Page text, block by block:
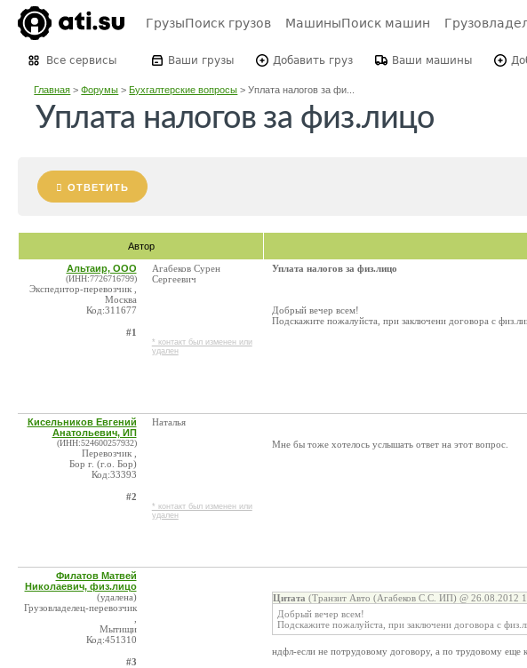
ГрузыПоиск грузов МашиныПоиск машин
Все сервисы Ваши грузы Добавить груз Ваши машины
Главная >Форумы >Бухгалтерские вопросы >Уплата налогов за фи...
Уплата налогов за физ.лицо
ОТВЕТИТЬ
Автор
Альтаир, ООО
(ИНН:7726716799)
Экспедитор-перевозчик ,
Москва
Код:311677
#1
Агабеков Сурен
Сергеевич
* контакт был изменен или
удален
Уплата налогов за физ.лицо
Добрый вечер всем!
Подскажите пожалуйста, при заключени договора с
Кисельников Евгений
Анатольевич, ИП
(ИНН:524600257932)
Перевозчик ,
Бор г. (г.о. Бор)
Код:33393
#2
Наталья
* контакт был изменен или
удален
Мне бы тоже хотелось услышать ответ на этот вопрос.
Филатов Матвей
Николаевич, физ.лицо
(удалена)
Грузовладелец-перевозчик
Мытищи
Код:451310
#3
Цитата (Транзит Авто (Агабеков С.С. ИП) @ 26.08.2012
Добрый вечер всем!
Подскажите пожалуйста, при заключени договора с
ндфл-если не потрудовому договору, а по трудовому еще